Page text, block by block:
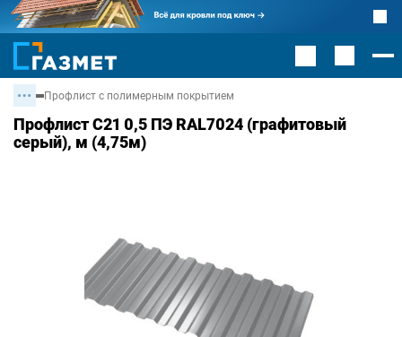
Профлист с полимерным покрытием
Профлист С21 0,5 ПЭ RAL7024 (графитовый
серый), м (4,75м)